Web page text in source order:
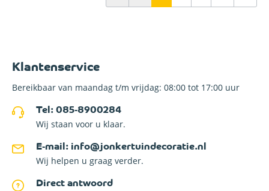
Klantenservice
Bereikbaar van maandag t/m vrijdag: 08:00 tot 17:00 uur
Tel: 085-8900284
Wij staan voor u klaar.
E-mail: info@jonkertuindecoratie.nl
Wij helpen u graag verder.
Direct antwoord